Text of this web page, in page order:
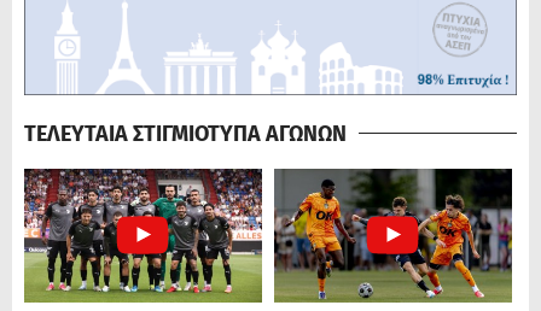
ΤΕΛΕΥΤΑΙΑ ΣΤΙΓΜΙΟΤΥΠΑ ΑΓΩΝΩΝ